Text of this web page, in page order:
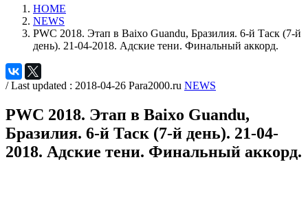
HOME
NEWS
PWC 2018. Этап в Baixo Guandu, Бразилия. 6-й Таск (7-й
день). 21-04-2018. Адские тени. Финальный аккорд.
/ Last updated : 2018-04-26 Para2000.ru NEWS
PWC 2018. Этап в Baixo Guandu,
Бразилия. 6-й Таск (7-й день). 21-04-
2018. Адские тени. Финальный аккорд.